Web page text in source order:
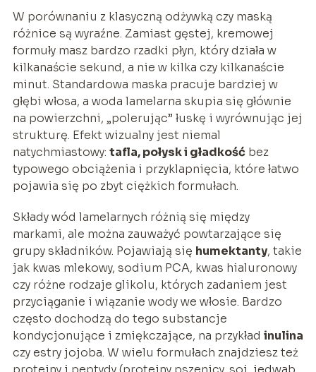
W porównaniu z klasyczną odżywką czy maską
różnice są wyraźne. Zamiast gęstej, kremowej
formuły masz bardzo rzadki płyn, który działa w
kilkanaście sekund, a nie w kilka czy kilkanaście
minut. Standardowa maska pracuje bardziej w
głębi włosa, a woda lamelarna skupia się głównie
na powierzchni, „polerując” łuskę i wyrównując jej
strukturę. Efekt wizualny jest niemal
natychmiastowy: tafla, połysk i gładkośćbez
typowego obciążenia i przyklapnięcia, które łatwo
pojawia się po zbyt ciężkich formułach.
Składy wód lamelarnych różnią się między
markami, ale można zauważyć powtarzające się
grupy składników. Pojawiają się humektanty, takie
jak kwas mlekowy, sodium PCA, kwas hialuronowy
czy różne rodzaje glikolu, których zadaniem jest
przyciąganie i wiązanie wody we włosie. Bardzo
często dochodzą do tego substancje
kondycjonujące i zmiękczające, na przykład inulina
czy estry jojoba. W wielu formułach znajdziesz też